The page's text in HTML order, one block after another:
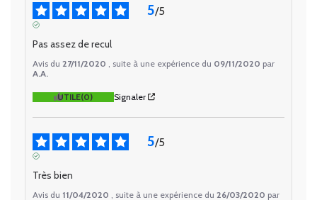
5/5
Pas assez de recul
Avis du 27/11/2020 , suite à une expérience du 09/11/2020 par
A.A.
UTILE(0) Signaler
5/5
Très bien
Avis du 11/04/2020 , suite à une expérience du 26/03/2020 par